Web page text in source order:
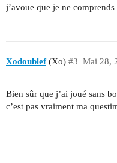
j’avoue que je ne
Xodoublef(Xo) Mai 28,
#3
Bien sûr que j’ai joué sans
c’est pas vraiment ma